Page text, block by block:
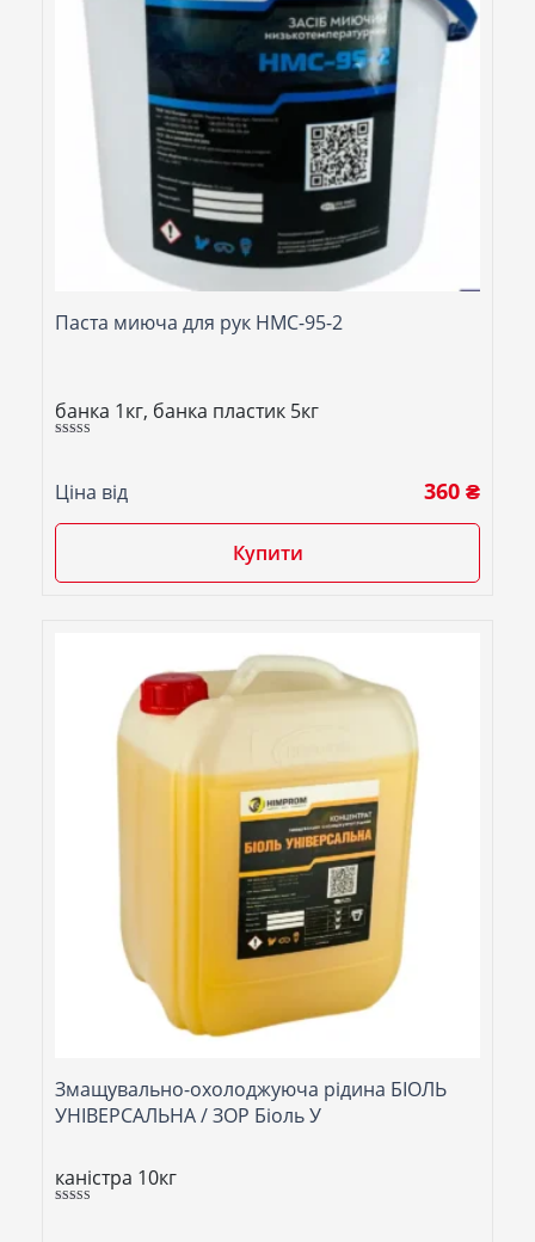
Паста миюча для рук НМС-95-2
банка 1кг, банка пластик 5кг
Ціна від 360 ₴
Купити
Змащувально-охолоджуюча рідина БІОЛЬ
УНІВЕРСАЛЬНА / ЗОР Біоль У
каністра 10кг